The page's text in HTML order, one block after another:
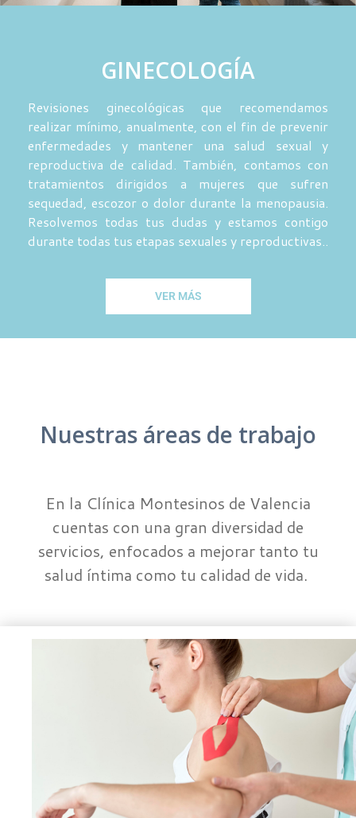
GINECOLOGÍA
Revisiones ginecológicas que recomendamos
realizar mínimo, anualmente, con el fin de prevenir
enfermedades y mantener una salud sexual y
reproductiva de calidad. También, contamos con
tratamientos dirigidos a mujeres que sufren
sequedad, escozor o dolor durante la menopausia.
Resolvemos todas tus dudas y estamos contigo
durante todas tus etapas sexuales y reproductivas..
VER MÁS
Nuestras áreas de trabajo
En la Clínica Montesinos de Valencia
cuentas con una gran diversidad de
servicios, enfocados a mejorar tanto tu
salud íntima como tu calidad de vida.